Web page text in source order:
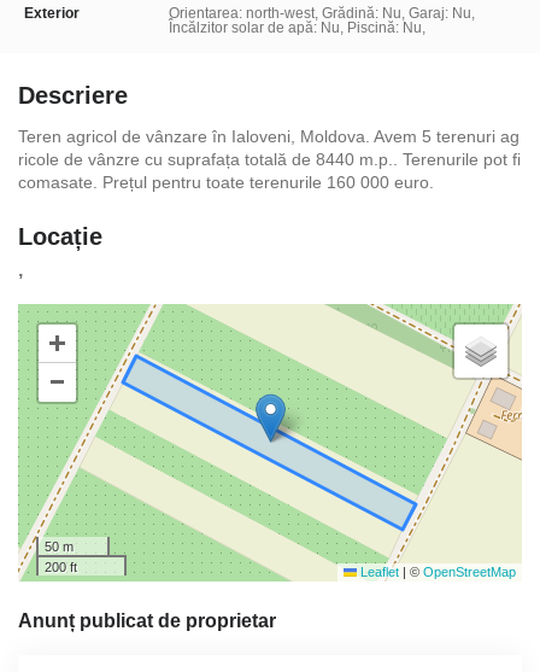
Exterior
Orientarea: north-west, Grădină: Nu, Garaj: Nu,
Încălzitor solar de apă: Nu, Piscină: Nu,
Descriere
Teren agricol de vânzare în Ialoveni, Moldova. Avem 5 terenuri ag
ricole de vânzre cu suprafața totală de 8440 m.p.. Terenurile pot fi
comasate. Prețul pentru toate terenurile 160 000 euro.
Locație
,
+
−
50 m
200 ft
Leaflet | © OpenStreetMap
Anunț publicat de proprietar